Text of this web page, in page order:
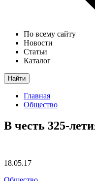
По всему сайту
Новости
Статьи
Каталог
Найти
Главная
Общество
В честь 325-
18.05.17